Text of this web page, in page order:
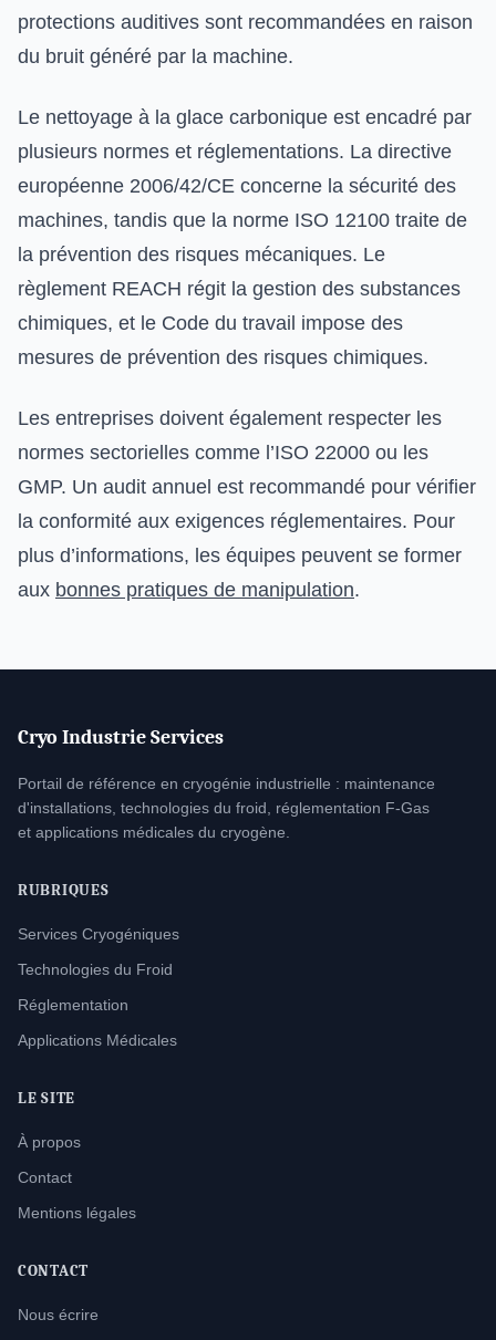
protections auditives sont recommandées en raison
du bruit généré par la machine.
Le nettoyage à la glace carbonique est encadré par
plusieurs normes et réglementations. La directive
européenne 2006/42/CE concerne la sécurité des
machines, tandis que la norme ISO 12100 traite de
la prévention des risques mécaniques. Le
règlement REACH régit la gestion des substances
chimiques, et le Code du travail impose des
mesures de prévention des risques chimiques.
Les entreprises doivent également respecter les
normes sectorielles comme l’ISO 22000 ou les
GMP. Un audit annuel est recommandé pour vérifier
la conformité aux exigences réglementaires. Pour
plus d’informations, les équipes peuvent se former
aux bonnes pratiques de manipulation.
Cryo Industrie Services
Portail de référence en cryogénie industrielle : maintenance
d'installations, technologies du froid, réglementation F-Gas
et applications médicales du cryogène.
RUBRIQUES
Services Cryogéniques
Technologies du Froid
Réglementation
Applications Médicales
LE SITE
À propos
Contact
Mentions légales
CONTACT
Nous écrire